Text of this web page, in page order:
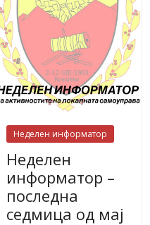
Неделен информатор
Неделен
информатор –
последна
седмица од мај